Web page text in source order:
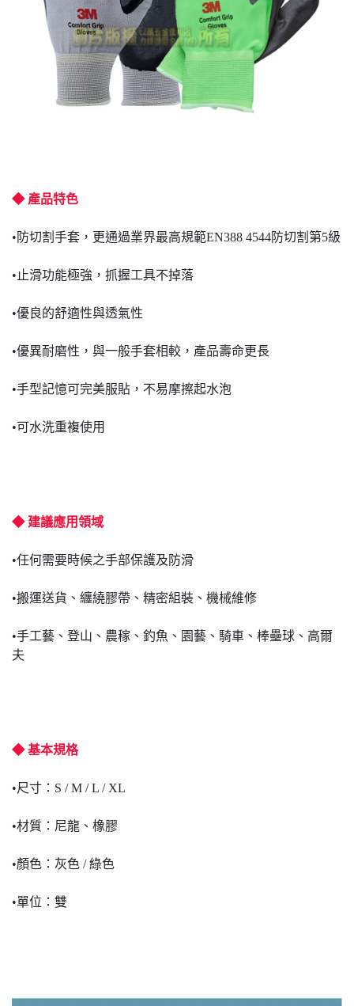
◆ 產品特色
•防切割手套，更通過業界最高規範EN388 4544防切割第5級
•止滑功能極強，抓握工具不掉落
•優良的舒適性與透氣性
•優異耐磨性，與一般手套相較，產品壽命更長
•手型記憶可完美服貼，不易摩擦起水泡
•可水洗重複使用
◆ 建議應用領域
•任何需要時候之手部保護及防滑
•搬運送貨、纏繞膠帶、精密組裝、機械維修
•手工藝、登山、農稼、釣魚、園藝、騎車、棒壘球、高爾
夫
◆ 基本規格
•尺寸：S / M / L / XL
•材質：尼龍、橡膠
•顏色：灰色 / 綠色
•單位：雙